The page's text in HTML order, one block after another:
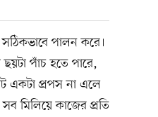
সঠিকভাবে পালন করে।
পাঁচ হতে পারে,
একটা প্রপস না এলে
মিলিয়ে কাজের প্রতি